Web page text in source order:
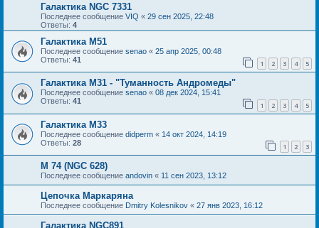
Галактика NGC 7331
Последнее сообщение VIQ « 29 сен 2025, 22:48
Ответы: 4
Галактика М51
Последнее сообщение senao « 25 апр 2025, 00:48
Ответы: 41 1 2 3 4 5
Галактика М31 - "Туманность Андромеды"
Последнее сообщение senao « 08 дек 2024, 15:41
Ответы: 41 1 2 3 4 5
Галактика M33
Последнее сообщение didperm « 14 окт 2024, 14:19
Ответы: 28 1 2 3
M 74 (NGC 628)
Последнее сообщение andovin « 11 сен 2023, 13:12
Цепочка Маркаряна
Последнее сообщение Dmitry Kolesnikov « 27 янв 2023, 16:12
Галактика NGC891